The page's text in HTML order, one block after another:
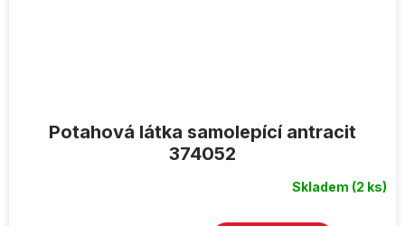
Potahová látka samolepící antracit
374052
Skladem (2 ks)